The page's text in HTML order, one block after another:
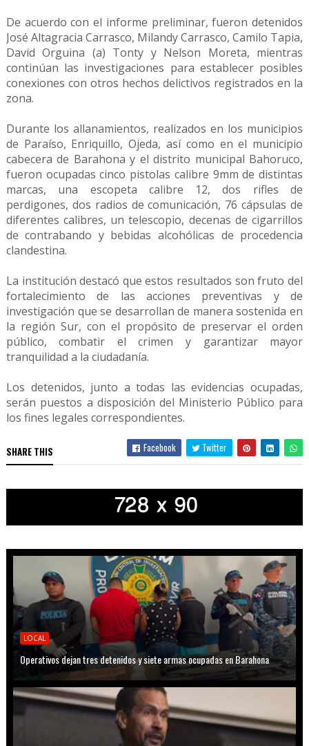
De acuerdo con el informe preliminar, fueron detenidos
José Altagracia Carrasco, Milandy Carrasco, Camilo Tapia,
David Orguina (a) Tonty y Nelson Moreta, mientras
continúan las investigaciones para establecer posibles
conexiones con otros hechos delictivos registrados en la
zona.
Durante los allanamientos, realizados en los municipios
de Paraíso, Enriquillo, Ojeda, así como en el municipio
cabecera de Barahona y el distrito municipal Bahoruco,
fueron ocupadas cinco pistolas calibre 9mm de distintas
marcas, una escopeta calibre 12, dos rifles de
perdigones, dos radios de comunicación, 76 cápsulas de
diferentes calibres, un telescopio, decenas de cigarrillos
de contrabando y bebidas alcohólicas de procedencia
clandestina.
La institución destacó que estos resultados son fruto del
fortalecimiento de las acciones preventivas y de
investigación que se desarrollan de manera sostenida en
la región Sur, con el propósito de preservar el orden
público, combatir el crimen y garantizar mayor
tranquilidad a la ciudadanía.
Los detenidos, junto a todas las evidencias ocupadas,
serán puestos a disposición del Ministerio Público para
los fines legales correspondientes.
SHARE THIS Facebook Twitter
LOCAL
Operativos dejan tres detenidos y siete armas ocupadas en Barahona